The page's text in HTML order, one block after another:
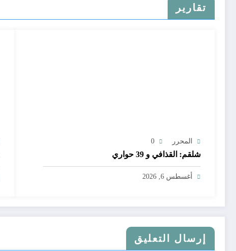
تقارير
المحرر 0
شلقم: القذافي و 39 حواري
أغسطس 6, 2026
إرسال التعليق